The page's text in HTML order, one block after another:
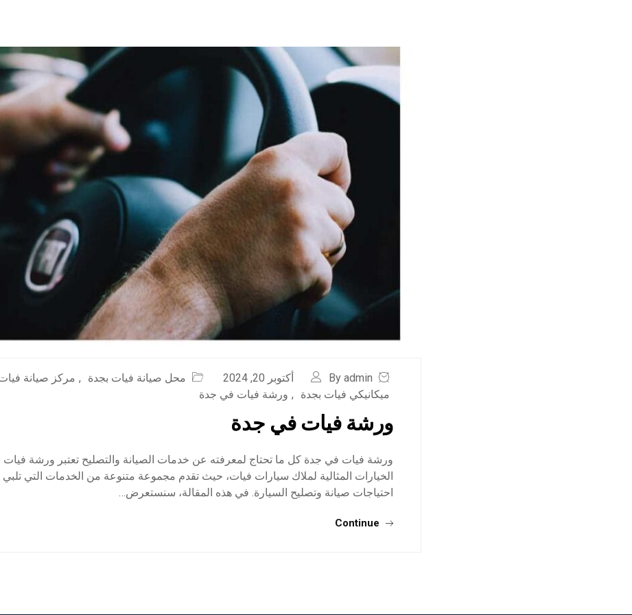
By admin أكتوبر 20, 2024 محل صيانة فيات بجدة , مركز صيانة
ميكانيكي فيات بجدة
, ورشة فيات في جدة
ورشة فيات في جدة
ورشة فيات في جدة كل ما تحتاج لمعرفته عن خدمات الصيانة والتصليح تعتبر ورشة
الخيارات المثالية لملاك سيارات فيات، حيث تقدم مجموعة متنوعة من الخدمات التي
احتياجات صيانة وتصليح السيارة. في هذه المقالة، سنستعرض…
Continue